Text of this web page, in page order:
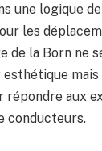
une logique
les
de la Born ne
aux
conducteurs.